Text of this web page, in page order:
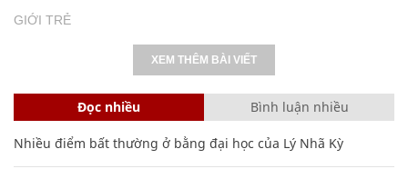
GIỚI TRẺ
XEM THÊM BÀI VIẾT
Đọc nhiều Bình luận nhiều
Nhiều điểm bất thường ở bằng đại học của Lý Nhã Kỳ